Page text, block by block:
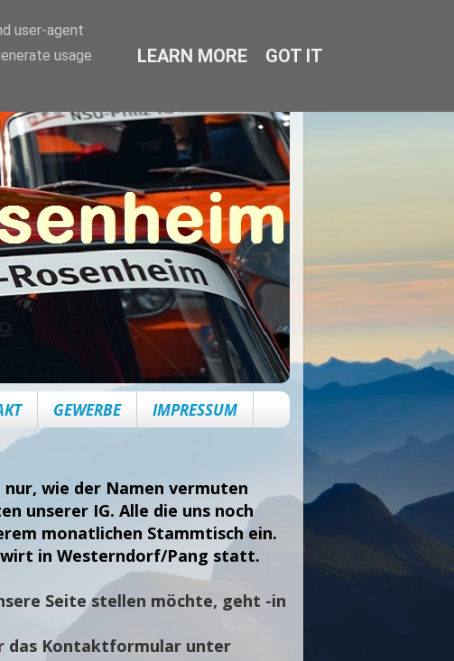
GEWERBE IMPRESSUM
nur, wie der Namen vermuten
unserer IG. Alle die uns noch
monatlichen Stammtisch ein.
in Westerndorf/Pang statt.
Seite stellen möchte, geht -in
das Kontaktformular unter
user-agent
usage
LEARN MORE GOT IT